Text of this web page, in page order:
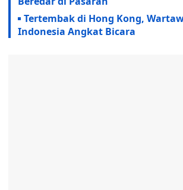
Tertembak di Hong Kong,
Indonesia Angkat Bicara